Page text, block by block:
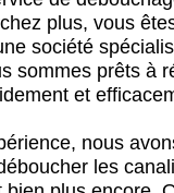
plus, vous
société
sommes prêts à
et
nous
les